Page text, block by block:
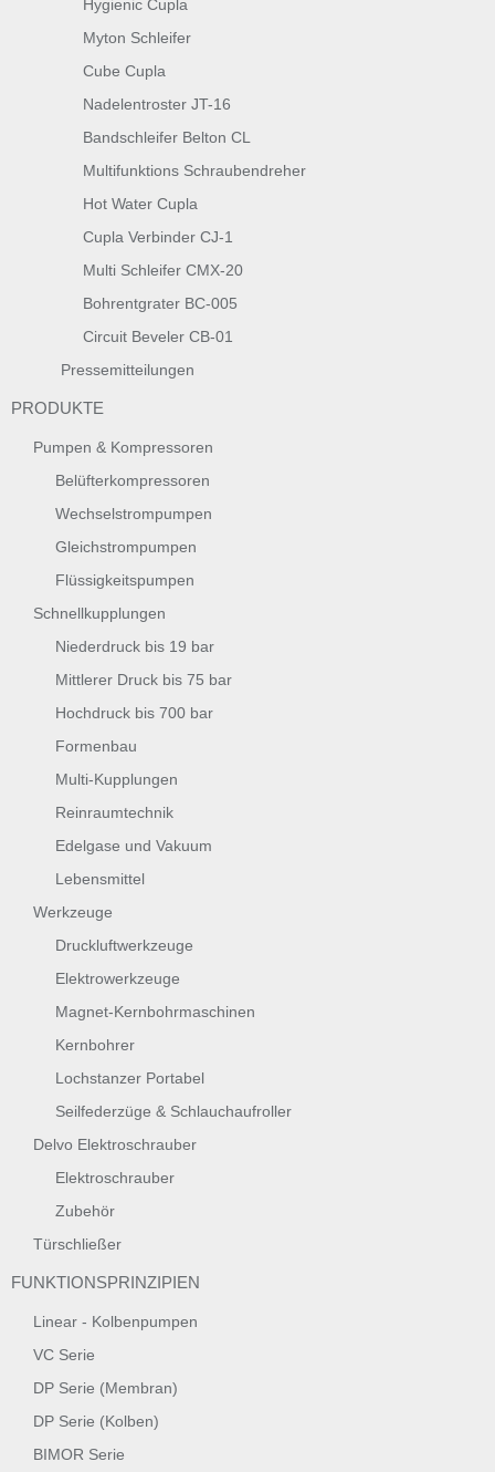
Hygienic Cupla
Myton Schleifer
Cube Cupla
Nadelentroster JT-16
Bandschleifer Belton CL
Multifunktions Schraubendreher
Hot Water Cupla
Cupla Verbinder CJ-1
Multi Schleifer CMX-20
Bohrentgrater BC-005
Circuit Beveler CB-01
Pressemitteilungen
PRODUKTE
Pumpen & Kompressoren
Belüfterkompressoren
Wechselstrompumpen
Gleichstrompumpen
Flüssigkeitspumpen
Schnellkupplungen
Niederdruck bis 19 bar
Mittlerer Druck bis 75 bar
Hochdruck bis 700 bar
Formenbau
Multi-Kupplungen
Reinraumtechnik
Edelgase und Vakuum
Lebensmittel
Werkzeuge
Druckluftwerkzeuge
Elektrowerkzeuge
Magnet-Kernbohrmaschinen
Kernbohrer
Lochstanzer Portabel
Seilfederzüge & Schlauchaufroller
Delvo Elektroschrauber
Elektroschrauber
Zubehör
Türschließer
FUNKTIONSPRINZIPIEN
Linear - Kolbenpumpen
VC Serie
DP Serie (Membran)
DP Serie (Kolben)
BIMOR Serie